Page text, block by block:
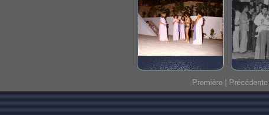
Première | Précédente |